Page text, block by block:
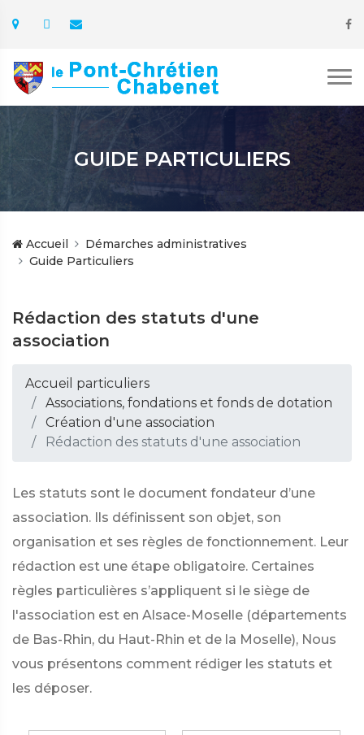
GUIDE PARTICULIERS
Accueil
Démarches administratives
Guide Particuliers
Rédaction des statuts d'une
association
Accueil particuliers
Associations, fondations et fonds de dotation
Création d'une association
Rédaction des statuts d'une association
Les statuts sont le document fondateur d’une
association. Ils définissent son objet, son
organisation et ses règles de fonctionnement. Leur
rédaction est une étape obligatoire. Certaines
règles particulières s’appliquent si le siège de
l'association est en Alsace-Moselle (départements
de Bas-Rhin, du Haut-Rhin et de la Moselle), Nous
vous présentons comment rédiger les statuts et
les déposer.